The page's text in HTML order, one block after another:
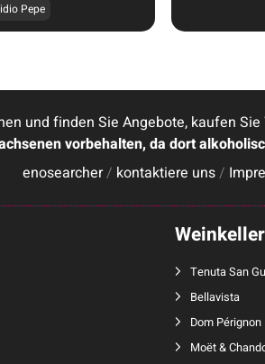
Pepe
und finden Sie Angebote, kaufen
vorbehalten, da dort
enosearcher/ kontaktiere uns/
Weinkeller
Tenuta San
Bellavista
Dom Pérignon
Moët &